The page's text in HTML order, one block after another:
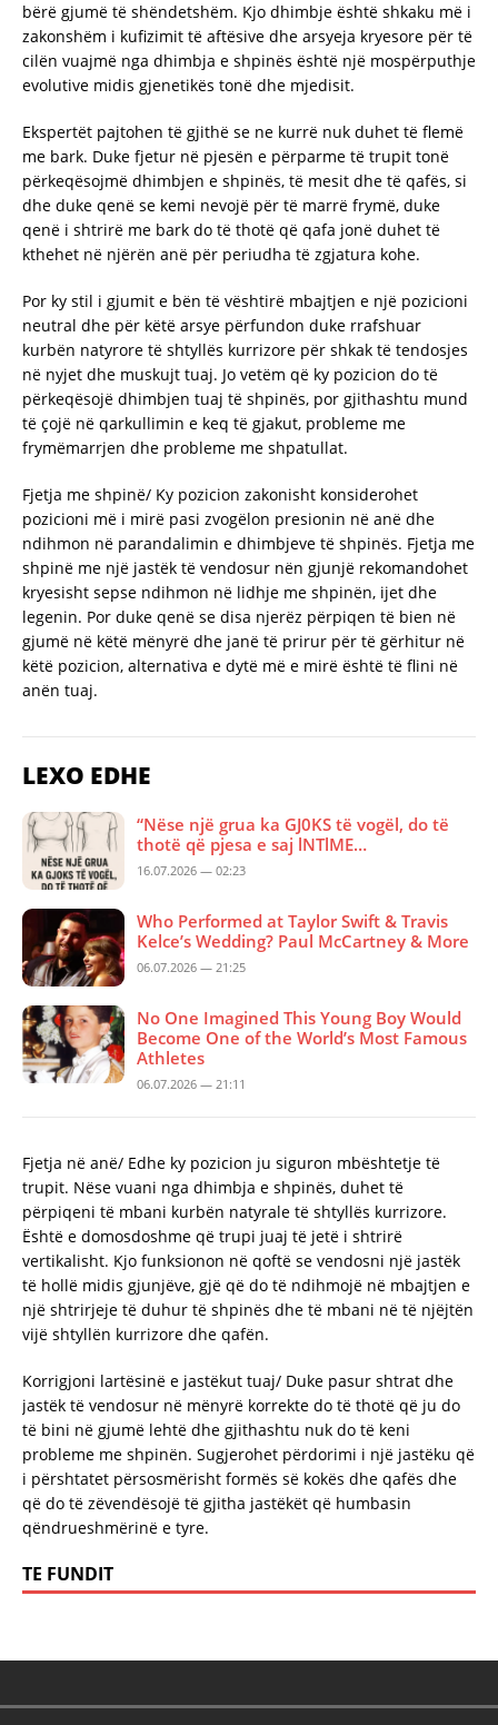
bërë gjumë të shëndetshëm. Kjo dhimbje është shkaku më i
zakonshëm i kufizimit të aftësive dhe arsyeja kryesore për të
cilën vuajmë nga dhimbja e shpinës është një mospërputhje
evolutive midis gjenetikës tonë dhe mjedisit.
Ekspertët pajtohen të gjithë se ne kurrë nuk duhet të flemë
me bark. Duke fjetur në pjesën e përparme të trupit tonë
përkeqësojmë dhimbjen e shpinës, të mesit dhe të qafës, si
dhe duke qenë se kemi nevojë për të marrë frymë, duke
qenë i shtrirë me bark do të thotë që qafa jonë duhet të
kthehet në njërën anë për periudha të zgjatura kohe.
Por ky stil i gjumit e bën të vështirë mbajtjen e një pozicioni
neutral dhe për këtë arsye përfundon duke rrafshuar
kurbën natyrore të shtyllës kurrizore për shkak të tendosjes
në nyjet dhe muskujt tuaj. Jo vetëm që ky pozicion do të
përkeqësojë dhimbjen tuaj të shpinës, por gjithashtu mund
të çojë në qarkullimin e keq të gjakut, probleme me
frymëmarrjen dhe probleme me shpatullat.
Fjetja me shpinë/ Ky pozicion zakonisht konsiderohet
pozicioni më i mirë pasi zvogëlon presionin në anë dhe
ndihmon në parandalimin e dhimbjeve të shpinës. Fjetja me
shpinë me një jastëk të vendosur nën gjunjë rekomandohet
kryesisht sepse ndihmon në lidhje me shpinën, ijet dhe
legenin. Por duke qenë se disa njerëz përpiqen të bien në
gjumë në këtë mënyrë dhe janë të prirur për të gërhitur në
këtë pozicion, alternativa e dytë më e mirë është të flini në
anën tuaj.
LEXO EDHE
“Nëse një grua ka GJ0KS të vogël, do të
thotë që pjesa e saj lNTlME…
16.07.2026 — 02:23
Who Performed at Taylor Swift & Travis
Kelce’s Wedding? Paul McCartney & More
06.07.2026 — 21:25
No One Imagined This Young Boy Would
Become One of the World’s Most Famous
Athletes
06.07.2026 — 21:11
Fjetja në anë/ Edhe ky pozicion ju siguron mbështetje të
trupit. Nëse vuani nga dhimbja e shpinës, duhet të
përpiqeni të mbani kurbën natyrale të shtyllës kurrizore.
Është e domosdoshme që trupi juaj të jetë i shtrirë
vertikalisht. Kjo funksionon në qoftë se vendosni një jastëk
të hollë midis gjunjëve, gjë që do të ndihmojë në mbajtjen e
një shtrirjeje të duhur të shpinës dhe të mbani në të njëjtën
vijë shtyllën kurrizore dhe qafën.
Korrigjoni lartësinë e jastëkut tuaj/ Duke pasur shtrat dhe
jastëk të vendosur në mënyrë korrekte do të thotë që ju do
të bini në gjumë lehtë dhe gjithashtu nuk do të keni
probleme me shpinën. Sugjerohet përdorimi i një jastëku që
i përshtatet përsosmërisht formës së kokës dhe qafës dhe
që do të zëvendësojë të gjitha jastëkët që humbasin
qëndrueshmërinë e tyre.
TE FUNDIT